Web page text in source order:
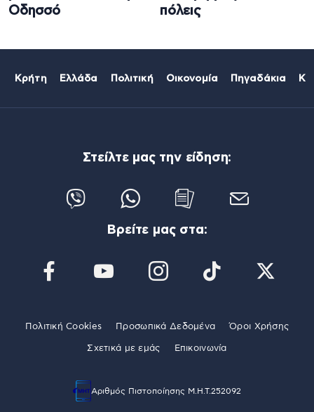
Οδησσό
πόλεις
Κρήτη Ελλάδα Πολιτική Οικονομία Πηγαδάκια
Στείλτε μας την είδηση:
Βρείτε μας στα:
Πολιτική Cookies Προσωπικά Δεδομένα Όροι Χρήσης
Σχετικά με εμάς Επικοινωνία
Αριθμός Πιστοποίησης Μ.Η.Τ.252092